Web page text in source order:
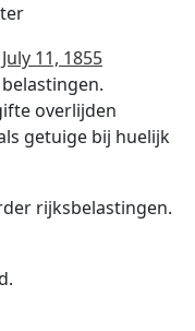
July 11, 1855
overlijden
getuige bij huelijk
rijksbelastingen.